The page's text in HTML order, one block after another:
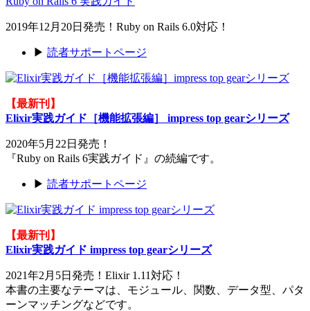
2019年12月20日発売！Ruby on Rails 6.0対応！
▶ 読者サポートページ
【最新刊】
Elixir実践ガイド［機能拡張編］ impress top gearシリーズ
2020年5月22日発売！
『Ruby on Rails 6実践ガイド』の続編です。
▶ 読者サポートページ
【最新刊】
Elixir実践ガイド impress top gearシリーズ
2021年2月5日発売！Elixir 1.11対応！
本書の主要なテーマは、モジュール、関数、データ型、パタ
ーンマッチングなどです。